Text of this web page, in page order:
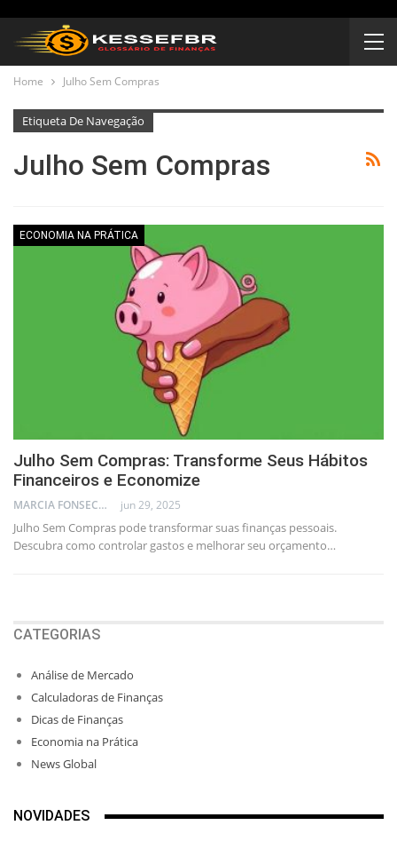
Home Julho Sem Compras
Etiqueta De Navegação
Julho Sem Compras
ECONOMIA NA PRÁTICA
Julho Sem Compras: Transforme Seus Hábitos
Financeiros e Economize
MARCIA FONSECA - FINANCIAL CONSULTANT jun 29, 2025
Julho Sem Compras pode transformar suas finanças pessoais.
Descubra como controlar gastos e melhorar seu orçamento…
CATEGORIAS
Análise de Mercado
Calculadoras de Finanças
Dicas de Finanças
Economia na Prática
News Global
NOVIDADES